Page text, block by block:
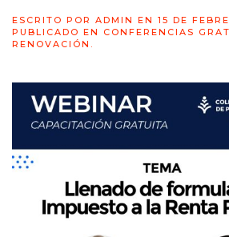
ESCRITO POR ADMIN EN 15 DE
PUBLICADO EN CONFERENCIAS
RENOVACIÓN .